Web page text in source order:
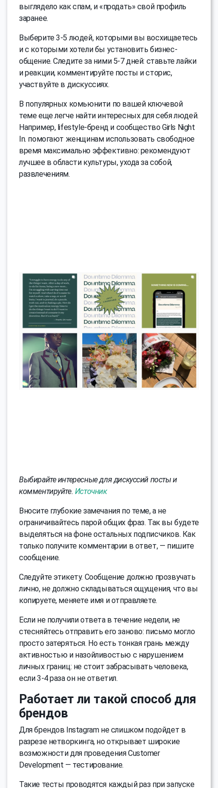
выглядело как спам, и «продать» свой профиль
заранее.
Выберите 3-5 людей, которыми вы восхищаетесь
и с которыми хотели бы установить бизнес-
общение. Следите за ними 5-7 дней: ставьте лайки
и реакции, комментируйте посты и сторис,
участвуйте в дискуссиях.
В популярных комьюнити по вашей ключевой
теме еще легче найти интересных для себя людей.
Например, lifestyle-бренд и сообщество Girls Night
In. помогают женщинам использовать свободное
время максимально эффективно: рекомендуют
лучшее в области культуры, ухода за собой,
развлечениям.
Выбирайте интересные для дискуссий посты и
комментируйте. Источник
Вносите глубокие замечания по теме, а не
ограничивайтесь парой общих фраз. Так вы будете
выделяться на фоне остальных подписчиков. Как
только получите комментарии в ответ, — пишите
сообщение.
Следуйте этикету. Сообщение должно прозвучать
лично, не должно складываться ощущения, что вы
копируете, меняете имя и отправляете.
Если не получили ответа в течение недели, не
стесняйтесь отправить его заново: письмо могло
просто затеряться. Но есть тонкая грань между
активностью и назойливостью с нарушением
личных границ: не стоит забрасывать человека,
если 3-4 раза он не ответил.
Работает ли такой способ для
брендов
Для брендов Instagram не слишком подойдет в
разрезе нетворкинга, но открывает широкие
возможности для проведения Customer
Development — тестирование.
Такие тесты проводятся каждый раз при запуске